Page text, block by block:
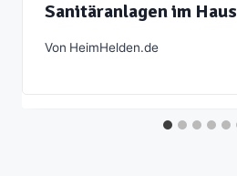
Sanitäranlagen im Haus
Von HeimHelden.de